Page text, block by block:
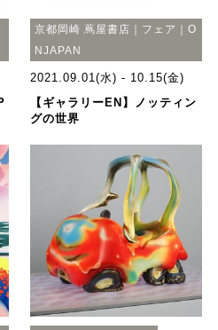
京都岡崎 蔦屋書店｜フェア｜O
NJAPAN
2021.09.01(水) - 10.15(金)
【ギャラリーEN】ノッティン
グの世界